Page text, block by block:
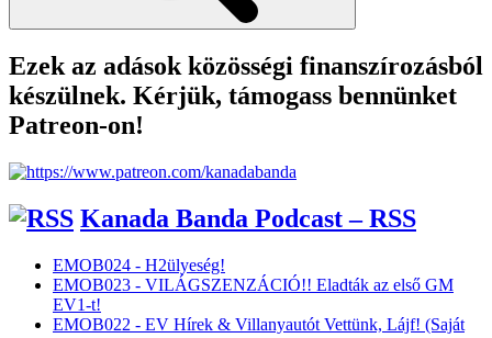
Ezek az adások közösségi finanszírozásból
készülnek. Kérjük, támogass bennünket
Patreon-on!
Kanada Banda Podcast – RSS
EMOB024 - H2ülyeség!
EMOB023 - VILÁGSZENZÁCIÓ!! Eladták az első GM
EV1-t!
EMOB022 - EV Hírek & Villanyautót Vettünk, Lájf! (Saját